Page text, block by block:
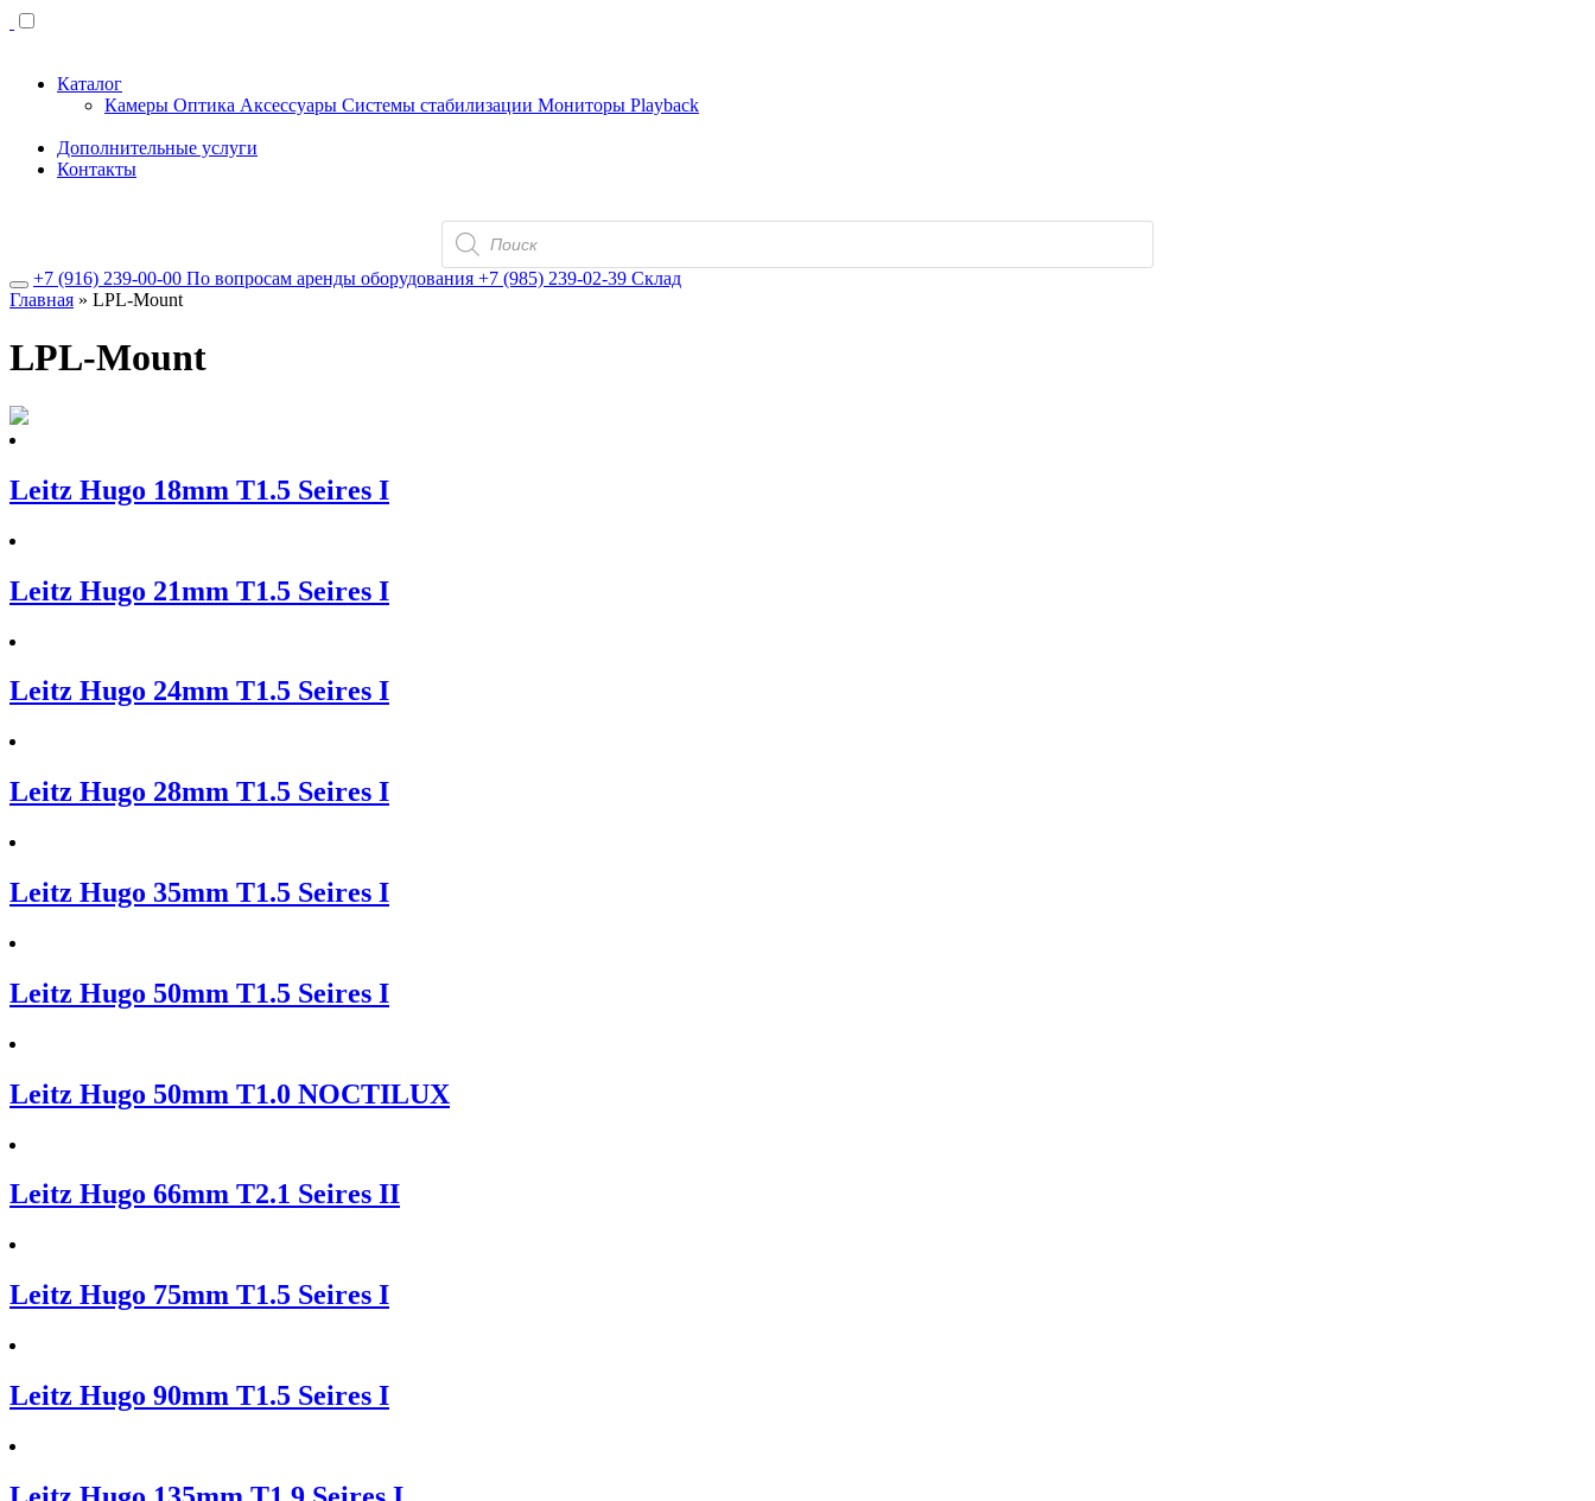
Каталог
Камеры Оптика Аксессуары Системы стабилизации Мониторы Playback
Дополнительные услуги
Контакты
Поиск
товаров
+7 (916) 239-00-00 По вопросам аренды оборудования +7 (985) 239-02-39 Склад
Главная » LPL-Mount
LPL-Mount
Leitz Hugo 18mm T1.5 Seires I
Leitz Hugo 21mm T1.5 Seires I
Leitz Hugo 24mm T1.5 Seires I
Leitz Hugo 28mm T1.5 Seires I
Leitz Hugo 35mm T1.5 Seires I
Leitz Hugo 50mm T1.5 Seires I
Leitz Hugo 50mm T1.0 NOCTILUX
Leitz Hugo 66mm T2.1 Seires II
Leitz Hugo 75mm T1.5 Seires I
Leitz Hugo 90mm T1.5 Seires I